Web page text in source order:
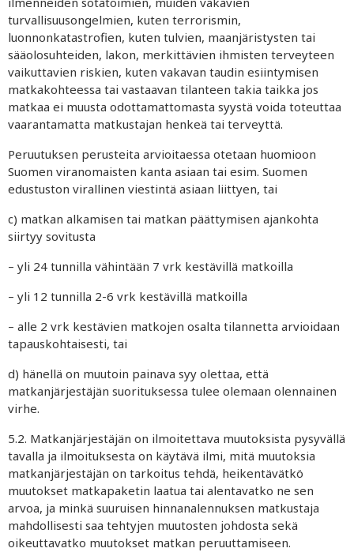
turvallisuusongelmien, kuten terrorismin,
luonnonkatastrofien, kuten tulvien, maanjäristysten tai
sääolosuhteiden, lakon, merkittävien ihmisten terveyteen
vaikuttavien riskien, kuten vakavan taudin esiintymisen
matkakohteessa tai vastaavan tilanteen takia taikka jos
matkaa ei muusta odottamattomasta syystä voida toteuttaa
vaarantamatta matkustajan henkeä tai terveyttä.
Peruutuksen perusteita arvioitaessa otetaan huomioon
Suomen viranomaisten kanta asiaan tai esim. Suomen
edustuston virallinen viestintä asiaan liittyen, tai
c) matkan alkamisen tai matkan päättymisen ajankohta
siirtyy sovitusta
– yli 24 tunnilla vähintään 7 vrk kestävillä matkoilla
– yli 12 tunnilla 2-6 vrk kestävillä matkoilla
– alle 2 vrk kestävien matkojen osalta tilannetta arvioidaan
tapauskohtaisesti, tai
d) hänellä on muutoin painava syy olettaa, että
matkanjärjestäjän suorituksessa tulee olemaan olennainen
virhe.
5.2. Matkanjärjestäjän on ilmoitettava muutoksista pysyvällä
tavalla ja ilmoituksesta on käytävä ilmi, mitä muutoksia
matkanjärjestäjän on tarkoitus tehdä, heikentävätkö
muutokset matkapaketin laatua tai alentavatko ne sen
arvoa, ja minkä suuruisen hinnanalennuksen matkustaja
mahdollisesti saa tehtyjen muutosten johdosta sekä
oikeuttavatko muutokset matkan peruuttamiseen.